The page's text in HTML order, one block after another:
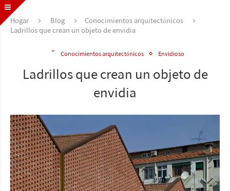
Hogar Blog
Conocimientos arquitectónicos
Ladrillos que crean un objeto de envidia
Conocimientos arquitectónicos Envidioso
Ladrillos que crean un objeto de
envidia